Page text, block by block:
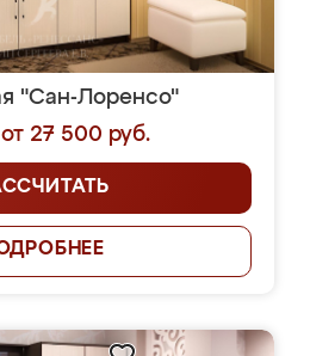
"Сан-Лоренсо"
27 500 руб.